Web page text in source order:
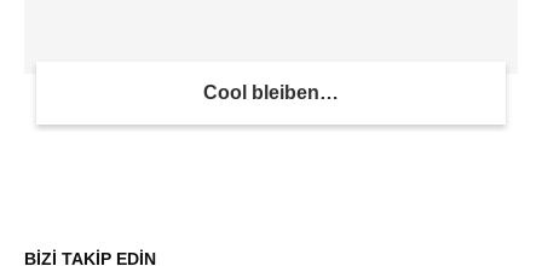
Cool bleiben…
BİZİ TAKİP EDİN